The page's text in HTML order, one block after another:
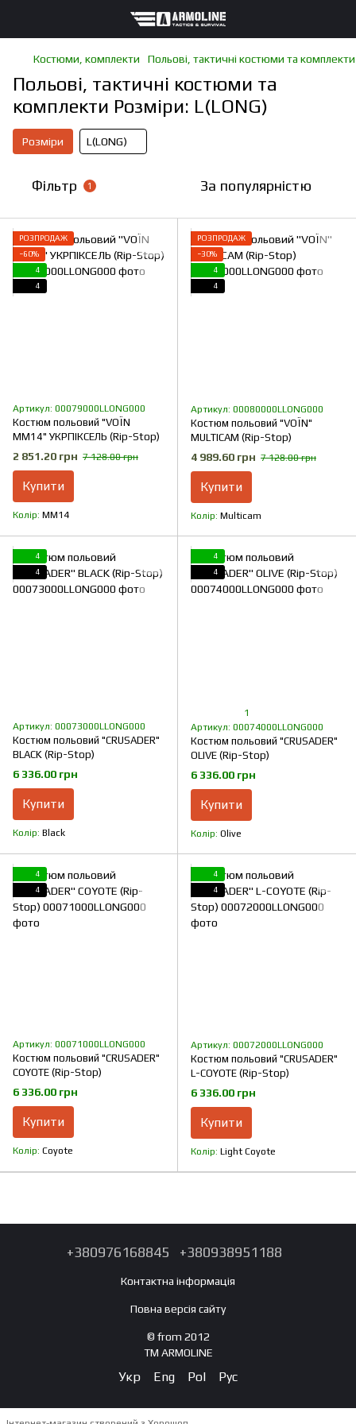
Костюми, комплекти Польові, тактичні костюми та комплекти
Польові, тактичні костюми та
комплекти Розміри: L(LONG)
Розміри L(LONG)
Фільтр 1 За популярністю
РОЗПРОДАЖ
−60%
4
4
Артикул: 00079000LLONG000
Костюм польовий "VOЇN
MM14" УКРПІКСЕЛЬ (Rip-Stop)
2 851.20 грн 7 128.00 грн
Купити
Колір ММ14
РОЗПРОДАЖ
−30%
4
4
Артикул: 00080000LLONG000
Костюм польовий "VOЇN"
MULTICAM (Rip-Stop)
4 989.60 грн 7 128.00 грн
Купити
Колір Multicam
4
4
Артикул: 00073000LLONG000
Костюм польовий "CRUSADER"
BLACK (Rip-Stop)
6 336.00 грн
Купити
Колір Black
4
4
1
Артикул: 00074000LLONG000
Костюм польовий "CRUSADER"
OLIVE (Rip-Stop)
6 336.00 грн
Купити
Колір Olive
4
4
Артикул: 00071000LLONG000
Костюм польовий "CRUSADER"
COYOTE (Rip-Stop)
6 336.00 грн
Купити
Колір Coyote
4
4
Артикул: 00072000LLONG000
Костюм польовий "CRUSADER"
L-COYOTE (Rip-Stop)
6 336.00 грн
Купити
Колір Light Coyote
+380976168845 +380938951188
Контактна інформація
Повна версія сайту
© from 2012
TM ARMOLINE
Укр Eng Pol Рус